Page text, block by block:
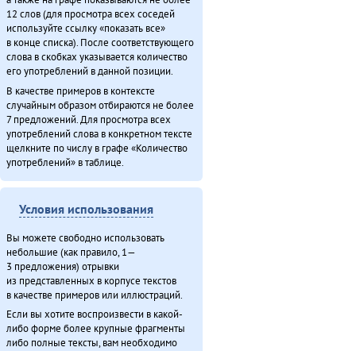
12 слов (для просмотра всех соседей
используйте ссылку «показать все»
в конце списка). После соответствующего
слова в скобках указывается количество
его употреблений в данной позиции.
В качестве примеров в контексте
случайным образом отбираются не более
7 предложений. Для просмотра всех
употреблений слова в конкретном тексте
щелкните по числу в графе «Количество
употреблений» в таблице.
Условия использования
Вы можете свободно использовать
небольшие (как правило, 1—
3 предложения) отрывки
из представленных в корпусе текстов
в качестве примеров или иллюстраций.
Если вы хотите воспроизвести в какой-
либо форме более крупные фрагменты
либо полные тексты, вам необходимо